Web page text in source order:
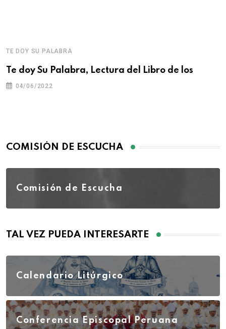
TE DOY SU PALABRA
Te doy Su Palabra, Lectura del Libro de los
04/06/2022
COMISIÓN DE ESCUCHA
Comisión de Escucha
TAL VEZ PUEDA INTERESARTE
Calendario Litúrgico
Conferencia Episcopal Peruana